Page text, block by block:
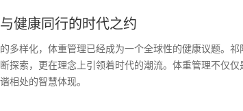
健康同行的时代之约
多样化，体重管理已经成为一个全球性的健康议题。
探索，更在理念上引领着时代的潮流。体重管理不仅
相处的智慧体现。